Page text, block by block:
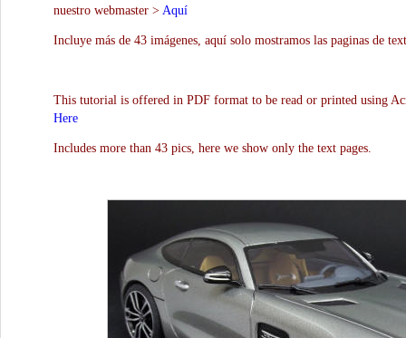
nuestro webmaster > Aquí
Incluye más de 43 imágenes, aquí solo mostramos las paginas de
This tutorial is offered in PDF format to be read or printed using
Here
Includes more than 43 pics, here we show only the text pages.